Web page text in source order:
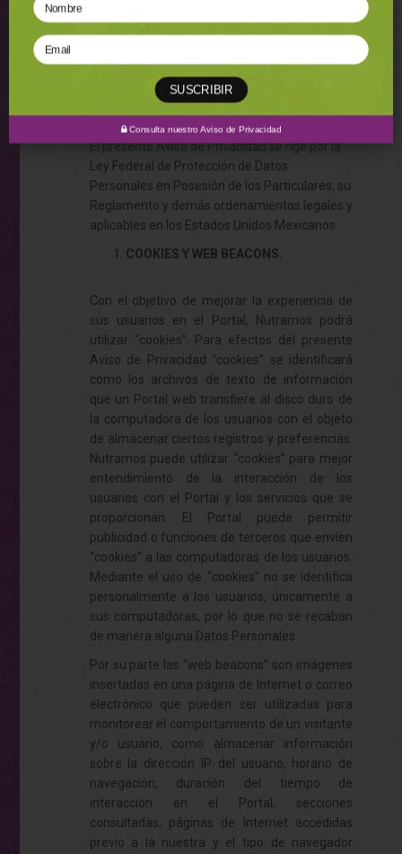
el párrafo anterior, la inscripción gratuita en
nuestros listados internos de exclusión,
telefónico(s) y acreditar su identidad en los
mismos términos señalados para el ejercicio
de sus Derechos ARCO.
El presente Aviso de Privacidad se rige por la
Ley Federal de Protección de Datos
Personales en Posesión de los Particulares, su
Reglamento y demás ordenamientos legales y
aplicables en los Estados Unidos Mexicanos.
COOKIES Y WEB BEACONS.
Con el objetivo de mejorar la experiencia de
sus usuarios en el Portal, Nutramos podrá
utilizar “cookies”. Para efectos del presente
Aviso de Privacidad “cookies” se identificará
como los archivos de texto de información
que un Portal web transfiere al disco duro de
la computadora de los usuarios con el objeto
de almacenar ciertos registros y preferencias.
Nutramos puede utilizar “cookies” para mejor
entendimiento de la interacción de los
usuarios con el Portal y los servicios que se
proporcionan. El Portal puede permitir
publicidad o funciones de terceros que envíen
“cookies” a las computadoras de los usuarios.
Mediante el uso de “cookies” no se identifica
personalmente a los usuarios, únicamente a
sus computadoras, por lo que no se recaban
de manera alguna Datos Personales.
Por su parte las “web beacons” son imágenes
insertadas en una página de Internet o correo
electrónico que pueden ser utilizadas para
monitorear el comportamiento de un visitante
y/o usuario, como almacenar información
sobre la dirección IP del usuario, horario de
navegación, duración del tiempo de
interacción en el Portal, secciones
consultadas, páginas de Internet accedidas
previo a la nuestra y el tipo de navegador
Consulta nuestro Aviso de Privacidad
SUSCRIBIR